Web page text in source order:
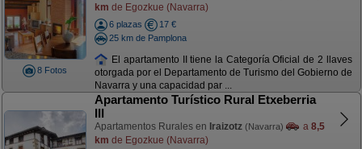
8 Fotos
km de Egozkue (Navarra)
6 plazas
17 €
25 km de Pamplona
El apartamento II tiene la Categoría Oficial de 2 llaves
otorgada por el Departamento de Turismo del Gobierno de
Navarra y una capacidad par ...
Apartamento Turístico Rural Etxeberria
III
Apartamentos Rurales en Iraizotz (Navarra) a 8,5
km de Egozkue (Navarra)